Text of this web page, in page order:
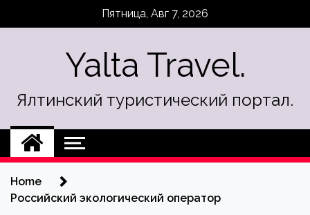
Пятница, Авг 7, 2026
Yalta Travel.
Ялтинский туристический портал.
Home
Российский экологический оператор